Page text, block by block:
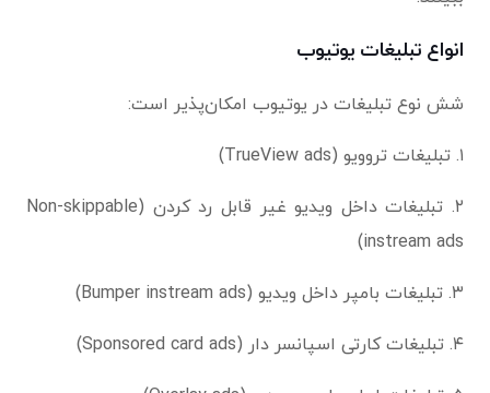
انواع تبلیغات یوتیوب
شش نوع تبلیغات در یوتیوب امکان‌پذیر است:
۱. تبلیغات تروویو (TrueView ads)
۲. تبلیغات داخل ویدیو غیر قابل رد کردن (Non-skippable
instream ads)
۳. تبلیغات بامپر داخل ویدیو (Bumper instream ads)
۴. تبلیغات کارتی اسپانسر دار (Sponsored card ads)